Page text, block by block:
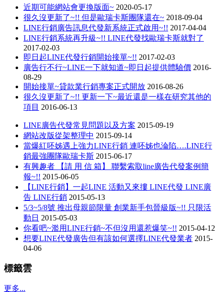
近期可能網站會更換版面~ 2020-05-17
很久沒更新了~!! 但是歐瑞卡斯團隊還在~ 2018-09-04
LINE行銷廣告訊息代發新系統正式啟用~!! 2017-04-04
LINE行銷系統再升級~!! LINE代發找歐瑞卡斯就對了
2017-02-03
即日起LINE代發行銷開始接單~!! 2017-02-03
廣告行不行~LINE一下就知道~即日起提供體驗價 2016-
08-29
開始接單~貸款業行銷專案正式開放 2016-08-26
很久沒更新了~!! 更新一下~最近還是一樣在研究其他的
項目 2016-06-13
LINE廣告代發常見問題以及方案 2015-09-19
網站改版從架整理中 2015-09-14
當爆紅呸姊遇上強力LINE行銷 連呸姊也淪陷….LINE行
銷最強團隊歐瑞卡斯 2015-06-17
有興趣者 【請 用 信 箱】 聯繫索取line廣告代發案例簡
報~!! 2015-06-05
【LINE行銷】一起LINE 活動又來摟 LINE代發 LINE廣
告 LINE行銷 2015-05-13
5/3~5/8號 推出母親節限量 創業新手包晉級版~!! 只限活
動日 2015-05-03
你看吧~濫用LINE行銷~不但沒用還惹爆笑~!! 2015-04-12
想要LINE代發廣告但有該如何選擇LINE代發業者 2015-
04-06
標籤雲
更多...